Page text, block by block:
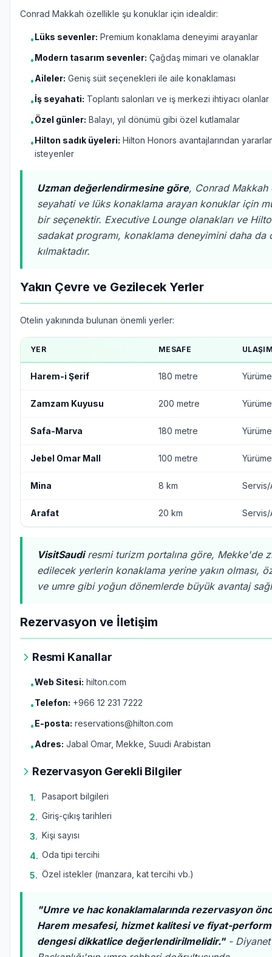
Conrad Makkah özellikle şu konuklar için idealdir:
•Lüks sevenler: Premium konaklama deneyimi arayanlar
•Modern tasarım sevenler: Çağdaş mimari ve olanaklar
•Aileler: Geniş süit seçenekleri ile aile konaklaması
•İş seyahati: Toplantı salonları ve iş merkezi ihtiyacı olanlar
•Özel günler: Balayı, yıl dönümü gibi özel kutlamalar
•Hilton sadık üyeleri: Hilton Honors avantajlarından
isteyenler
Uzman değerlendirmesine göre, Conrad Makkah
seyahati ve lüks konaklama arayan konuklar için
bir seçenektir. Executive Lounge olanakları ve
sadakat programı, konaklama deneyimini daha da
kılmaktadır.
Yakın Çevre ve Gezilecek Yerler
Otelin yakınında bulunan önemli yerler:
YER MESAFE
Harem-i Şerif 180 metre Yürüme
Zamzam Kuyusu 200 metre Yürüme
Safa-Marva 180 metre Yürüme
Jebel Omar Mall 100 metre Yürüme
Mina 8 km Servis/
Arafat 20 km Servis/
VisitSaudiresmi turizm portalına göre, Mekke'de
edilecek yerlerin konaklama yerine yakın olması,
ve umre gibi yoğun dönemlerde büyük avantaj
Rezervasyon ve İletişim
Resmi Kanallar
•Web Sitesi: hilton.com
•Telefon: +966 12 231 7222
•E-posta: reservations@hilton.com
•Adres: Jabal Omar, Mekke, Suudi Arabistan
Rezervasyon Gerekli Bilgiler
1.
Pasaport bilgileri
2. Giriş-çıkış tarihleri
3. Kişi sayısı
4. Oda tipi tercihi
5. Özel istekler (manzara, kat tercihi vb.)
"Umre ve hac konaklamalarında rezervasyon
Harem mesafesi, hizmet kalitesi ve fiyat-
dengesi dikkatlice değerlendirilmelidir."- Diyanet